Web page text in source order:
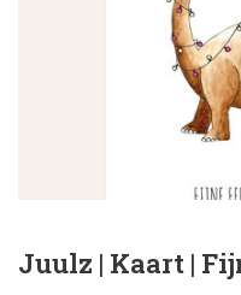
Juulz | Kaart |